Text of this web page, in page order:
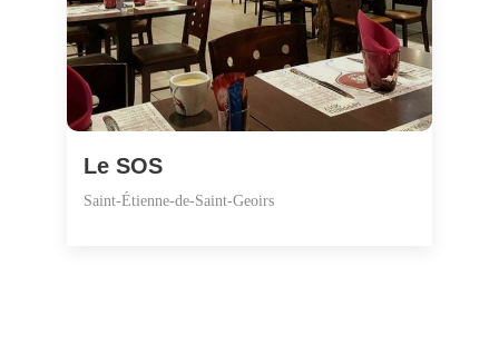
Le SOS
Saint-Étienne-de-Saint-Geoirs